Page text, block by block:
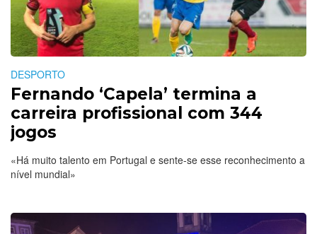
DESPORTO
Fernando ‘Capela’ termina a
carreira profissional com 344
jogos
«Há muito talento em Portugal e sente-se esse reconhecimento a
nível mundial»